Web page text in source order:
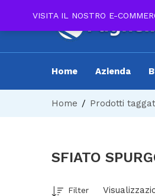
VISITA IL NOSTRO E-
Home Azienda
Home Prodotti taggati
SFIATO
Filter